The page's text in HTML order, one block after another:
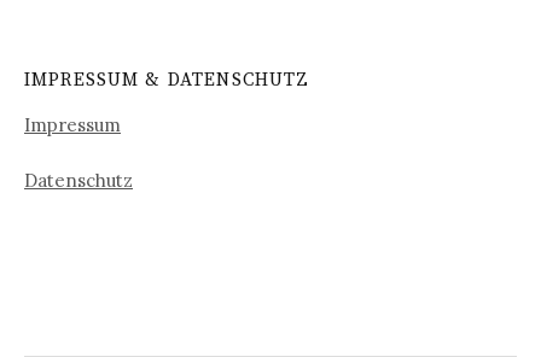
IMPRESSUM & DATENSCHUTZ
Impressum
Datenschutz